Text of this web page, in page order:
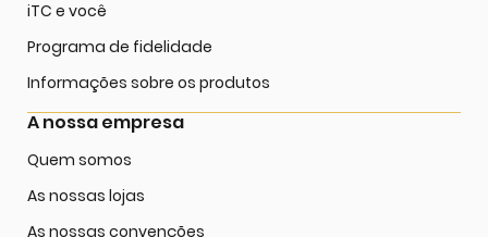
A nossa empresa
Quem somos
As nossas lojas
As nossas convenções
iTC e você
Programa de fidelidade
Informações sobre os produtos